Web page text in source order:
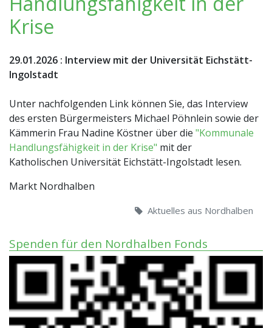
Krise
29.01.2026 : Interview mit der Universität Eichstätt-
Ingolstadt
Unter nachfolgenden Link können Sie, das Interview
des ersten Bürgermeisters Michael Pöhnlein sowie der
Kämmerin Frau Nadine Köstner über die "Kommunale
Handlungsfähigkeit in der Krise" mit der
Katholischen Universität Eichstätt-Ingolstadt lesen.
Markt Nordhalben
Aktuelles aus Nordhalben
Spenden für den Nordhalben Fonds